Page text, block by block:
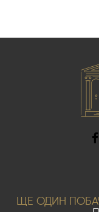
ЩЕ ОДИН